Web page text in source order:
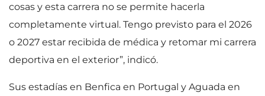
cosas y esta carrera no se permite hacerla
completamente virtual. Tengo previsto para el 2026
o 2027 estar recibida de médica y retomar mi carrera
deportiva en el exterior”, indicó.
Sus estadías en Benfica en Portugal y Aguada en